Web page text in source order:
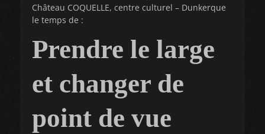
Château COQUELLE, centre culturel – Dunkerque
le temps de :
Prendre le large
et changer de
point de vue